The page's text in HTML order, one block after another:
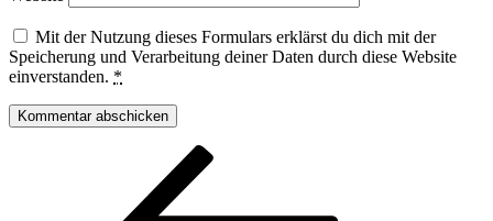
Mit der Nutzung dieses Formulars erklärst du dich mit der
Speicherung und Verarbeitung deiner Daten durch diese Website
einverstanden. *
Beitragsnavigation